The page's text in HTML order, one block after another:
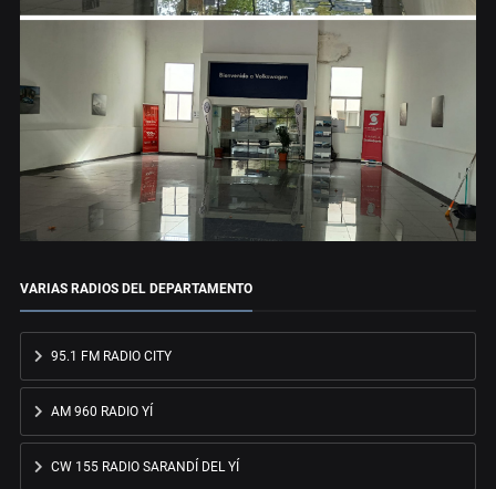
VARIAS RADIOS DEL DEPARTAMENTO
95.1 FM RADIO CITY
AM 960 RADIO YÍ
CW 155 RADIO SARANDÍ DEL YÍ